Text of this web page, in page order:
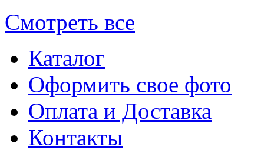
Смотреть все
Каталог
Оформить свое фото
Оплата и Доставка
Контакты